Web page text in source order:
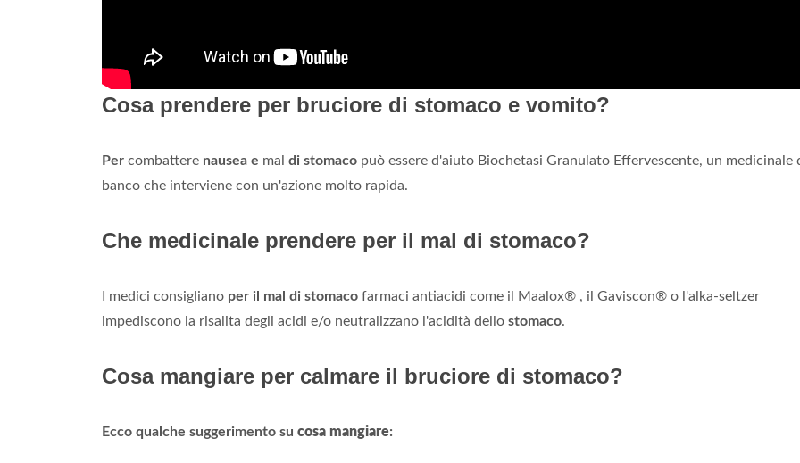
Cosa prendere per bruciore di stomaco e vomito?
Per combattere nausea e mal di stomaco può essere d'aiuto Biochetasi Granulato Effervescente, un medicinale
banco che interviene con un'azione molto rapida.
Che medicinale prendere per il mal di stomaco?
I medici consigliano per il mal di stomaco farmaci antiacidi come il Maalox® , il Gaviscon® o l'alka-seltzer
impediscono la risalita degli acidi e/o neutralizzano l'acidità dello stomaco.
Cosa mangiare per calmare il bruciore di stomaco?
Ecco qualche suggerimento su cosa mangiare: